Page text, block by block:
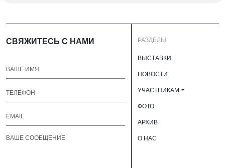
СВЯЖИТЕСЬ С НАМИ РАЗДЕЛЫ
ВЫСТАВКИ
НОВОСТИ
УЧАСТНИКАМ
ФОТО
АРХИВ
О НАС